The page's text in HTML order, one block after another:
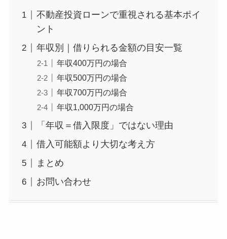
不動産投資ローンで重視される基本ポイ
ント
年収別｜借りられる金額の目安一覧
年収400万円の場合
年収500万円の場合
年収700万円の場合
年収1,000万円の場合
「年収＝借入限度」ではない理由
借入可能額より大切な考え方
まとめ
お問い合わせ